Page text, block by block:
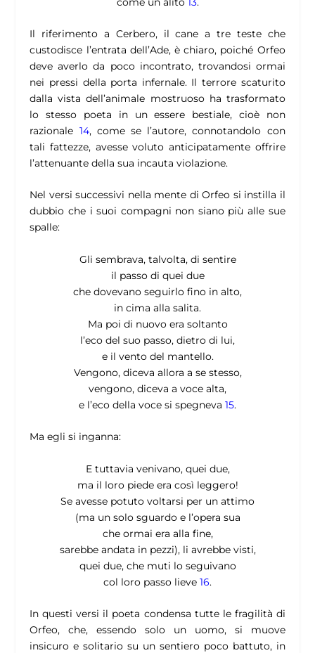
Il riferimento a Cerbero, il cane a tre teste che
custodisce l’entrata dell’Ade, è chiaro, poiché Orfeo
deve averlo da poco incontrato, trovandosi ormai
nei pressi della porta infernale. Il terrore scaturito
dalla vista dell’animale mostruoso ha trasformato
lo stesso poeta in un essere bestiale, cioè non
razionale 14, come se l’autore, connotandolo con
tali fattezze, avesse voluto anticipatamente offrire
l’attenuante della sua incauta violazione.
Nel versi successivi nella mente di Orfeo si instilla il
dubbio che i suoi compagni non siano più alle sue
spalle:
Gli sembrava, talvolta, di sentire
il passo di quei due
che dovevano seguirlo fino in alto,
in cima alla salita.
Ma poi di nuovo era soltanto
l’eco del suo passo, dietro di lui,
e il vento del mantello.
Vengono, diceva allora a se stesso,
vengono, diceva a voce alta,
e l’eco della voce si spegneva 15.
Ma egli si inganna:
E tuttavia venivano, quei due,
ma il loro piede era così leggero!
Se avesse potuto voltarsi per un attimo
(ma un solo sguardo e l’opera sua
che ormai era alla fine,
sarebbe andata in pezzi), li avrebbe visti,
quei due, che muti lo seguivano
col loro passo lieve 16.
In questi versi il poeta condensa tutte le fragilità di
Orfeo, che, essendo solo un uomo, si muove
insicuro e solitario su un sentiero poco battuto, in